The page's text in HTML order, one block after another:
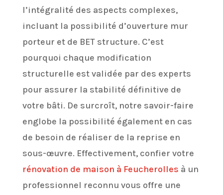
l’intégralité des aspects complexes,
incluant la possibilité d’ouverture mur
porteur et de BET structure. C’est
pourquoi chaque modification
structurelle est validée par des experts
pour assurer la stabilité définitive de
votre bâti. De surcroît, notre savoir-faire
englobe la possibilité également en cas
de besoin de réaliser de la reprise en
sous-œuvre. Effectivement, confier votre
rénovation de maison à Feucherolles à un
professionnel reconnu vous offre une